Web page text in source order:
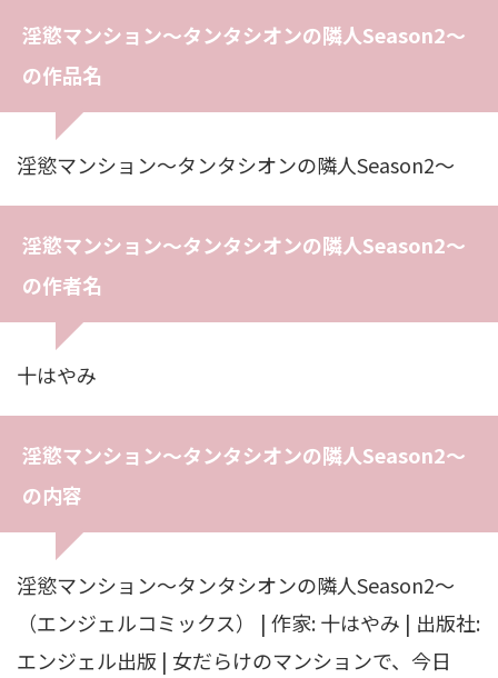
淫慾マンション〜タンタシオンの隣人Season2〜
の作品名
淫慾マンション〜タンタシオンの隣人Season2〜
淫慾マンション〜タンタシオンの隣人Season2〜
の作者名
十はやみ
淫慾マンション〜タンタシオンの隣人Season2〜
の内容
淫慾マンション〜タンタシオンの隣人Season2〜
（エンジェルコミックス） | 作家: 十はやみ | 出版社:
エンジェル出版 | 女だらけのマンションで、今日